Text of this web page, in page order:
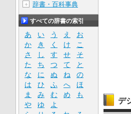
デ
＋ 辞書・百科事典
すべての辞書の索引
あ い う え
お
か
き く け
こ
さ
し す せ
そ
た
ち つ て
と
な
に ぬ ね
の
は
ひ ふ へ
ほ
ま
み む め
も
や
ゆ
よ